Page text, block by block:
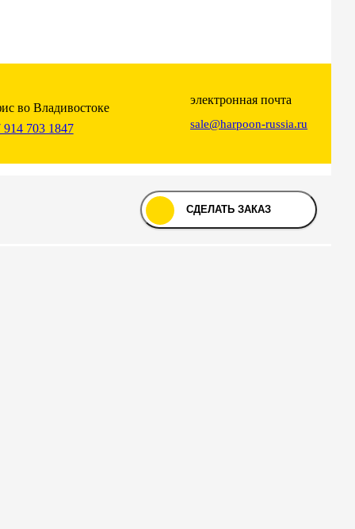
во Владивостоке
914 703 1847
электронная почта
sale@harpoon-russia.ru
СДЕЛАТЬ ЗАКАЗ